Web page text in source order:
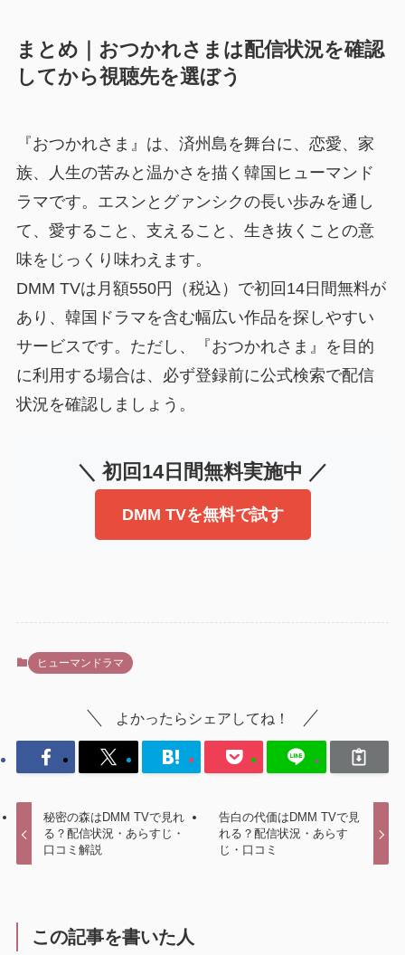
まとめ｜おつかれさまは配信状況を確認
してから視聴先を選ぼう
『おつかれさま』は、済州島を舞台に、恋愛、家
族、人生の苦みと温かさを描く韓国ヒューマンド
ラマです。エスンとグァンシクの長い歩みを通し
て、愛すること、支えること、生き抜くことの意
味をじっくり味わえます。
DMM TVは月額550円（税込）で初回14日間無料が
あり、韓国ドラマを含む幅広い作品を探しやすい
サービスです。ただし、『おつかれさま』を目的
に利用する場合は、必ず登録前に公式検索で配信
状況を確認しましょう。
＼ 初回14日間無料実施中 ／
DMM TVを無料で試す
ヒューマンドラマ
よかったらシェアしてね！
秘密の森はDMM TVで見れ
る？配信状況・あらすじ・
口コミ解説
告白の代価はDMM TVで見
れる？配信状況・あらす
じ・口コミ
この記事を書いた人